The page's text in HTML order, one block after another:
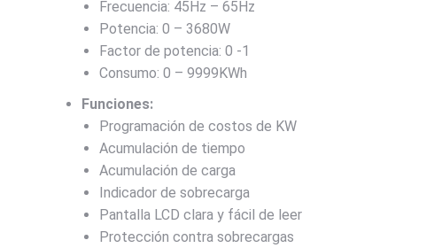
Frecuencia: 45Hz – 65Hz
Potencia: 0 – 3680W
Factor de potencia: 0 -1
Consumo: 0 – 9999KWh
Funciones:
Programación de costos de KW
Acumulación de tiempo
Acumulación de carga
Indicador de sobrecarga
Pantalla LCD clara y fácil de leer
Protección contra sobrecargas